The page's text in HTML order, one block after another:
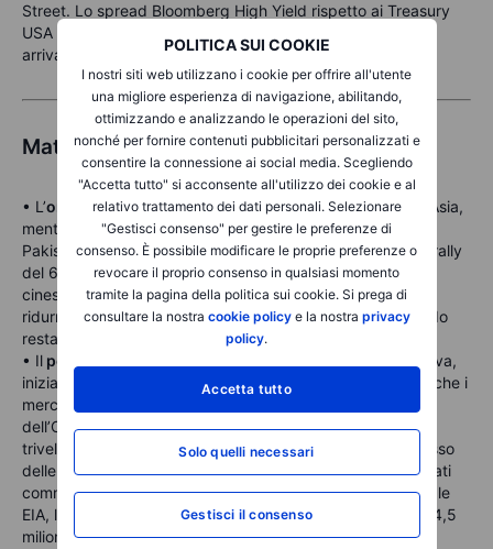
POLITICA SUI COOKIE
I nostri siti web utilizzano i cookie per offrire all'utente
una migliore esperienza di navigazione, abilitando,
ottimizzando e analizzando le operazioni del sito,
nonché per fornire contenuti pubblicitari personalizzati e
consentire la connessione ai social media. Scegliendo
"Accetta tutto" si acconsente all'utilizzo dei cookie e al
relativo trattamento dei dati personali. Selezionare
"Gestisci consenso" per gestire le preferenze di
consenso. È possibile modificare le proprie preferenze o
revocare il proprio consenso in qualsiasi momento
tramite la pagina della politica sui cookie. Si prega di
consultare la nostra cookie policye la nostra privacy
policy.
Accetta tutto
Solo quelli necessari
Gestisci il consenso
Street. Lo spread Bloomberg High Yield rispetto ai Treasury
USA si è allargato di 6 punti base dai minimi di un mese,
arrivando a 357 punti base.
Materie prime
• L’oro
è sceso di oltre l’1% da un picco di 3.435 USD in Asia,
mentre l’attenzione si è spostata dalle tensioni tra India e
Pakistan ai colloqui commerciali tra USA e Cina. Dopo un rally
del 6% in due sedute in vista della riapertura del mercato
cinese, una correzione era attesa. I negoziati potrebbero
ridurre la domanda nel breve termine, anche se un accordo
resta incerto.
• Il petrolio
ha guadagnato per la terza seduta consecutiva,
inizialmente spinto da ricoperture di posizioni short dopo che i
mercati hanno prezzato l’aumento della produzione
dell’OPEC+. Il movimento è stato rafforzato dal calo delle
trivellazioni di shale oil negli USA, da una revisione al ribasso
delle stime EIA sulla produzione e dalla ripresa dei negoziati
commerciali tra USA e Cina. In attesa del report settimanale
EIA, l’API ha segnalato un calo delle scorte statunitensi di 4,5
milioni di barili.